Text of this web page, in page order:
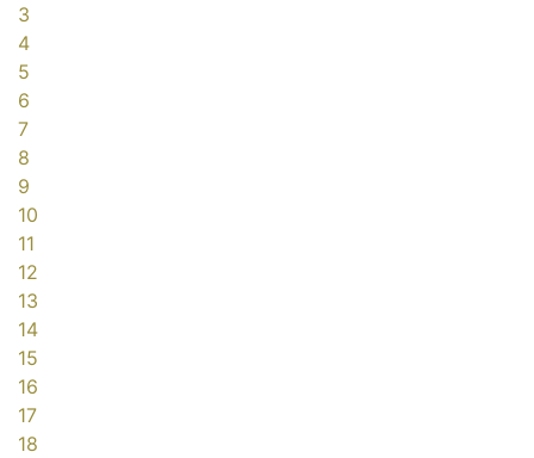
3
4
5
6
7
8
9
10
11
12
13
14
15
16
17
18